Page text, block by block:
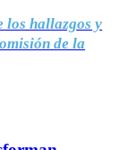
los hallazgos y
de la